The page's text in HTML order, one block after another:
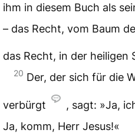
ihm in diesem Buch als
– das Recht, vom Baum
das Recht, in der heiligen
20 Der, der sich für die
verbürgt
, sagt: »Ja,
Ja, komm, Herr Jesus!«